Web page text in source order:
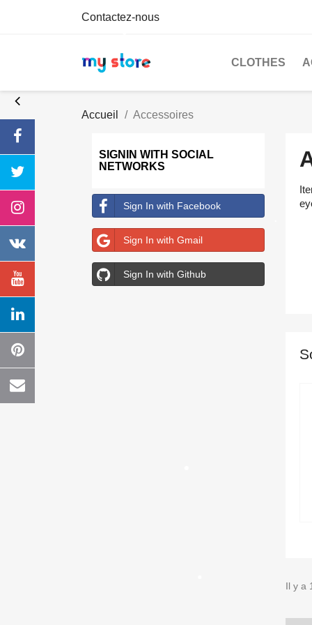
Contactez-nous
CLOTHES
Accueil Accessoires
SIGNIN WITH SOCIAL
NETWORKS
Sign In with Facebook
Sign In with Gmail
Sign In with Github
Il y a